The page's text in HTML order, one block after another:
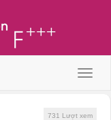
Menu
731 Lượt xem